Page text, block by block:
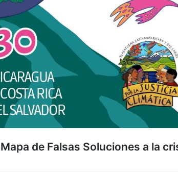
de Falsas Soluciones a la